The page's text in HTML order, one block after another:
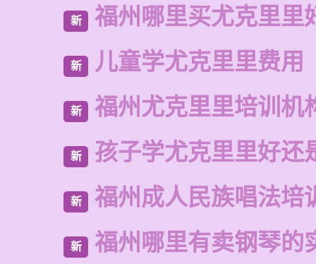
新 福州哪里买尤克里里
新 儿童学尤克里里费用
新 福州尤克里里培训机
新 孩子学尤克里里好还
新 福州成人民族唱法培
新 福州哪里有卖钢琴的